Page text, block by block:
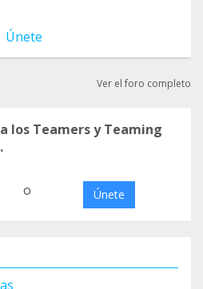
Únete
Ver el foro completo
los Teamers y Teaming
o Únete